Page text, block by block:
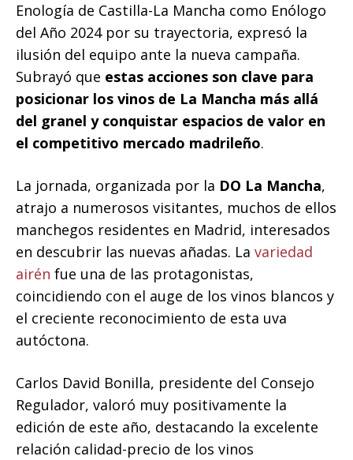
Enología de Castilla-La Mancha como Enólogo
del Año 2024 por su trayectoria, expresó la
ilusión del equipo ante la nueva campaña.
Subrayó que estas acciones son clave para
posicionar los vinos de La Mancha más allá
del granel y conquistar espacios de valor en
el competitivo mercado madrileño.
La jornada, organizada por la DO La Mancha,
atrajo a numerosos visitantes, muchos de ellos
manchegos residentes en Madrid, interesados
en descubrir las nuevas añadas. La variedad
airén fue una de las protagonistas,
coincidiendo con el auge de los vinos blancos y
el creciente reconocimiento de esta uva
autóctona.
Carlos David Bonilla, presidente del Consejo
Regulador, valoró muy positivamente la
edición de este año, destacando la excelente
relación calidad-precio de los vinos